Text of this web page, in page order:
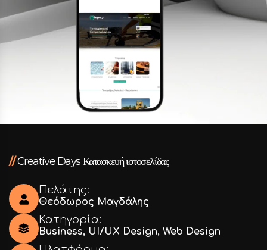
//Creative Days Κατασκευή ιστοσελίδας
Πελάτης:
Θεόδωρος Μαγδάλης
Κατηγορία:
Business, UI/UX Design, Web Design
LinkedIn
info@creativedays.gr